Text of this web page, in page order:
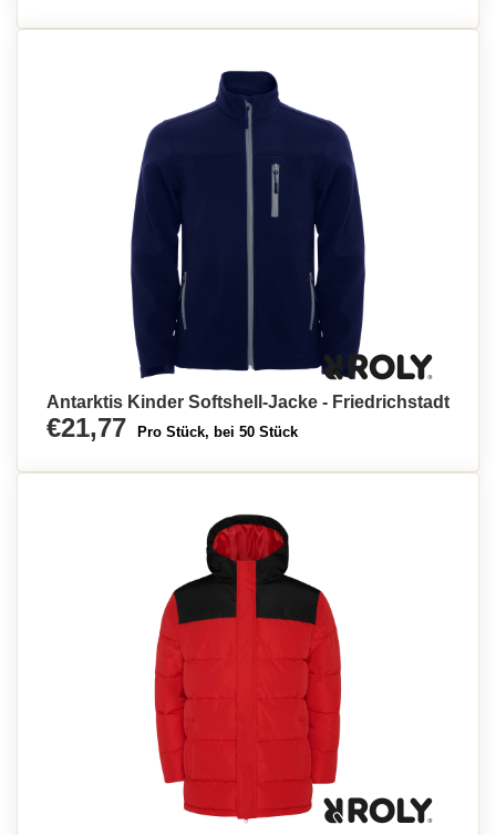
Antarktis Kinder Softshell-Jacke - Friedrichstadt
€21,77 Pro Stück, bei 50 Stück